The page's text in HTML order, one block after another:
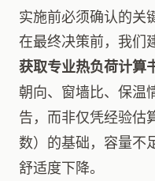
实施前必须确认的关
在最终决策前，我们
获取专业热负荷计算
朝向、窗墙比、保温
告，而非仅凭经验估
数）的基础，容量不
舒适度下降。